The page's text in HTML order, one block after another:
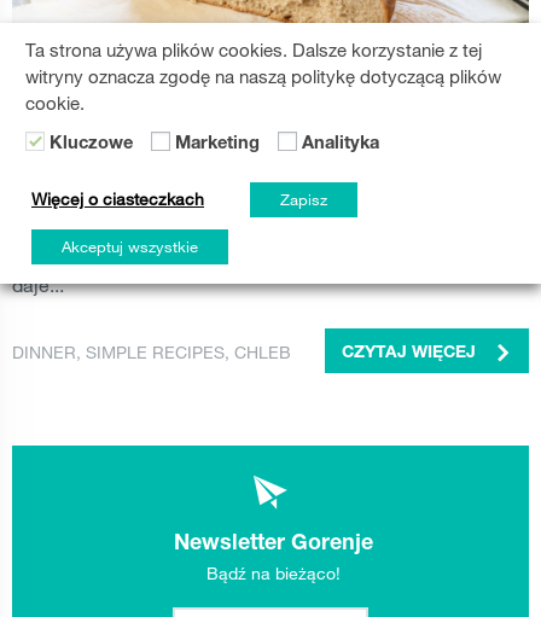
JEDZENIE
Łatwy chleb rustykalny
Dorastając w prosty, bezstresowy sposób, chleb był
związanym z najcieplejszymi chwilami spędzonymi z
bliskimi. Zapach świeżo upieczonego chleba, który unosi
się w domu i sprawia, że staje się on domem, nie tylko
daje...
DINNER, SIMPLE RECIPES, CHLEB CZYTAJ WIĘCEJ
Newsletter Gorenje
Bądź na bieżąco!
Ta strona używa plików cookies. Dalsze korzystanie z tej
witryny oznacza zgodę na naszą politykę dotyczącą plików
cookie.
Kluczowe Marketing Analityka
Więcej o ciasteczkach Zapisz
Akceptuj wszystkie